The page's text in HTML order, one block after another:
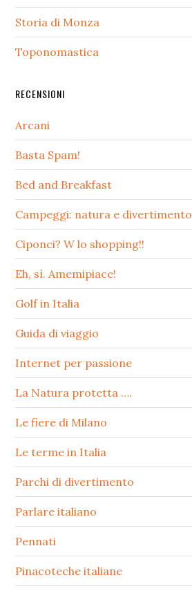
Storia di Monza
Toponomastica
RECENSIONI
Arcani
Basta Spam!
Bed and Breakfast
Campeggi: natura e divertimento
Ciponci? W lo shopping!!
Eh, sì. Amemipiace!
Golf in Italia
Guida di viaggio
Internet per passione
La Natura protetta ….
Le fiere di Milano
Le terme in Italia
Parchi di divertimento
Parlare italiano
Pennati
Pinacoteche italiane